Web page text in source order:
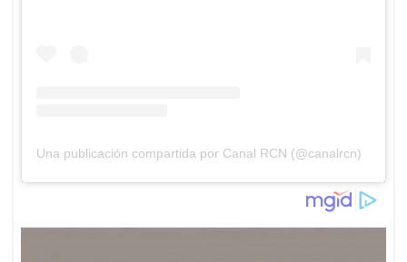
Una publicación compartida por Canal RCN (@canalrcn)